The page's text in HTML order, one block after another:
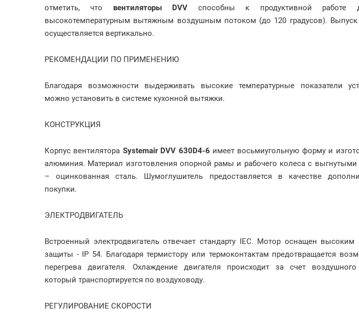
отметить, что вентиляторы DVV способны к продуктивной работе
высокотемпературным вытяжным воздушным потоком (до 120 градусов). Выпуск
осуществляется вертикально.
РЕКОМЕНДАЦИИ ПО ПРИМЕНЕНИЮ
Благодаря возможности выдерживать высокие температурные показатели
можно установить в системе кухонной вытяжки.
КОНСТРУКЦИЯ
Корпус вентилятора Systemair DVV 630D4-6 имеет восьмиугольную форму и
алюминия. Материал изготовления опорной рамы и рабочего колеса с выгнутыми
– оцинкованная сталь. Шумоглушитель предоставляется в качестве
покупки.
ЭЛЕКТРОДВИГАТЕЛЬ
Встроенный электродвигатель отвечает стандарту IEC. Мотор оснащен высоким
защиты - IP 54. Благодаря термистору или термоконтактам предотвращается
перегрева двигателя. Охлаждение двигателя происходит за счет
который транспортируется по воздуховоду.
РЕГУЛИРОВАНИЕ СКОРОСТИ